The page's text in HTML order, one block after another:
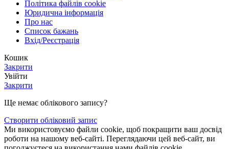
Політика файлів cookie
Юридична інформація
Про нас
Список бажань
Вхід/Реєстрація
Кошик
Закрити
Увійти
Закрити
Ще немає облікового запису?
Створити обліковий запис
Ми використовуємо файли cookie, щоб покращити ваш досвід
роботи на нашому веб-сайті. Переглядаючи цей веб-сайт, ви